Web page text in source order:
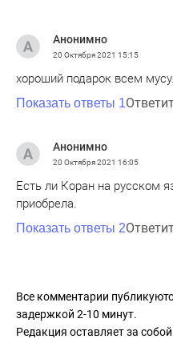
Анонимно
20 Октября 2021 15:15
хороший подарок всем
Показать ответы 1
Анонимно
20 Октября 2021 16:05
Есть ли Коран на русском
приобрела.
Показать ответы 2
Все комментарии
задержкой 2-10 минут.
Редакция оставляет за